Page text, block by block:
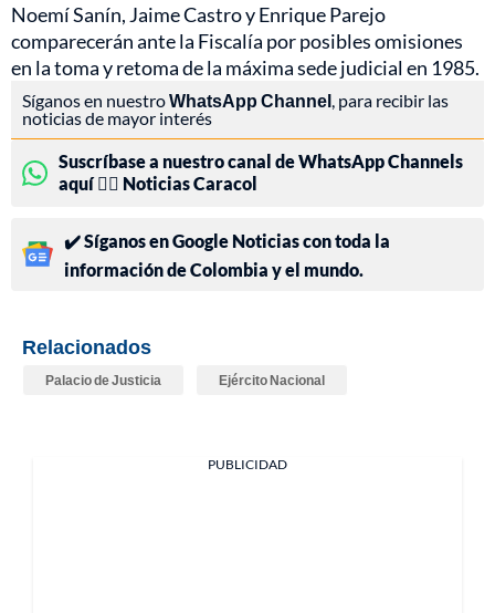
Noemí Sanín, Jaime Castro y Enrique Parejo
comparecerán ante la Fiscalía por posibles omisiones
en la toma y retoma de la máxima sede judicial en 1985.
Síganos en nuestroWhatsApp Channel , para recibir las
noticias de mayor interés
Suscríbase a nuestro canal de WhatsApp Channels
aquí 👉🏻 Noticias Caracol
✔️ Síganos en Google Noticias con toda la
información de Colombia y el mundo.
Relacionados
Palacio de Justicia Ejército Nacional
PUBLICIDAD